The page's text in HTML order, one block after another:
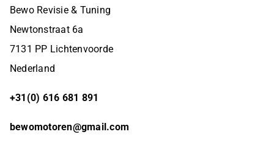
Bewo Revisie & Tuning
Newtonstraat 6a
7131 PP Lichtenvoorde
Nederland
+31(0) 616 681 891
bewomotoren@gmail.com